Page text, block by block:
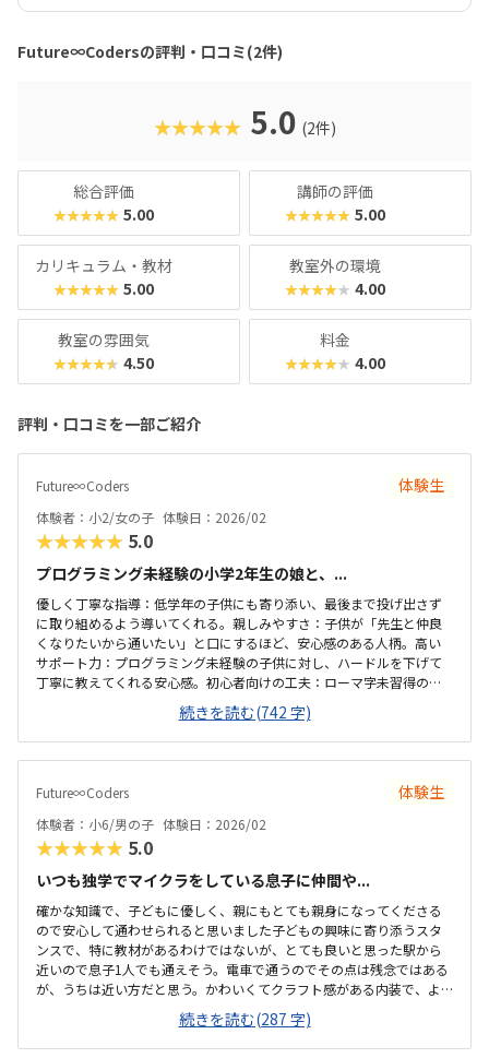
Future∞Codersの評判・口コミ(2件)
★★★★★ 5.0 (2件)
総合評価
★★★★★ 5.00
講師の評価
★★★★★ 5.00
カリキュラム・教材
★★★★★ 5.00
教室外の環境
★★★★★ 4.00
教室の雰囲気
★★★★★ 4.50
料金
★★★★★ 4.00
評判・口コミを一部ご紹介
Future∞Coders 体験生
体験者：小2/女の子 体験日：2026/02
★★★★★ 5.0
​プログラミング未経験の小学2年生の娘と、...
​優しく丁寧な指導：低学年の子供にも寄り添い、最後まで投げ出さず
に取り組めるよう導いてくれる。​親しみやすさ：子供が「先生と仲良
くなりたいから通いたい」と口にするほど、安心感のある人柄。​高い
サポート力：プログラミング未経験の子供に対し、ハードルを下げて
丁寧に教えてくれる安心感。初心者向けの工夫：ローマ字未習得の低
学年でも、日本語で操作できる「Scratch」から無理なく始められる。​
興味を引く内容：子供に人気の「マインクラフト」を教材に取り入
れ、遊びながらマウスやキーボード操作を習得できる。​段階的なステ
ップ：プログラミングの基礎からハードウェアの扱いまで、学習のハ
場はあるのか不明。とりあえずビルの前に停めたものの、どこに置い
たら正解なのでしょうか？​低学年でも安心できる温かさ：先生が優し
く丁寧に寄り添ってくれるため、初...
続きを読む(742 字)
Future∞Coders 体験生
体験者：小6/男の子 体験日：2026/02
★★★★★ 5.0
いつも独学でマイクラをしている息子に仲間や...
確かな知識で、子どもに優しく、親にもとても親身になってくださる
ので安心して通わせられると思いました子どもの興味に寄り添うスタ
ンスで、特に教材があるわけではないが、とても良いと思った駅から
近いので息子1人でも通えそう。電車で通うのでその点は残念ではある
が、うちは近い方だと思う。かわいくてクラフト感がある内装で、よ
かったです。パソコンのスペックが一定以上あり良かったです妥当か
なと思います。比較したことはないので感覚的な回答ですが、他に良
いところがないので払う価値はあると思います同じ趣味の子ども達が
続きを読む(287 字)